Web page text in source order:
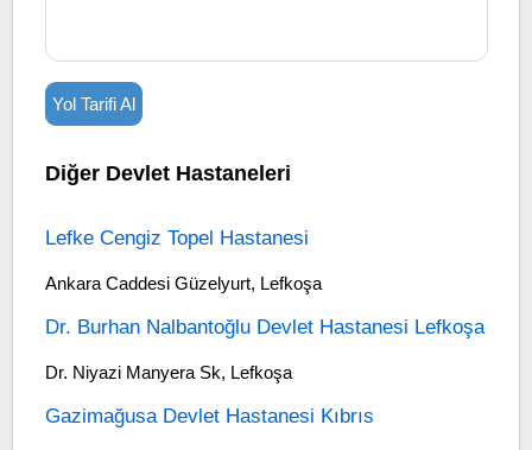
Yol Tarifi Al
Diğer Devlet Hastaneleri
Lefke Cengiz Topel Hastanesi
Ankara Caddesi Güzelyurt, Lefkoşa
Dr. Burhan Nalbantoğlu Devlet Hastanesi Lefkoşa
Dr. Niyazi Manyera Sk, Lefkoşa
Gazimağusa Devlet Hastanesi Kıbrıs